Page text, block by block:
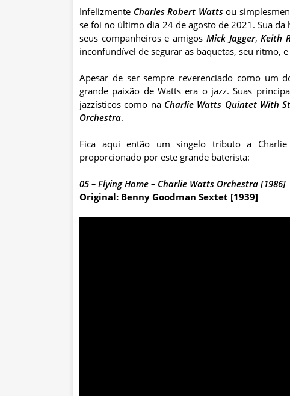
Infelizmente Charles Robert Wattsou
se foi no último dia 24 de agosto de 2021. Sua
seus companheiros e amigos Mick Jagger,Keith
inconfundível de segurar as baquetas, seu ritmo,
Apesar de ser sempre reverenciado como um
grande paixão de Watts era o jazz. Suas
jazzísticos como na Charlie Watts Quintet With
Orchestra.
Fica aqui então um singelo tributo a
proporcionado por este grande baterista:
05 – Flying Home – Charlie Watts Orchestra [1986]
Original: Benny Goodman Sextet [1939]